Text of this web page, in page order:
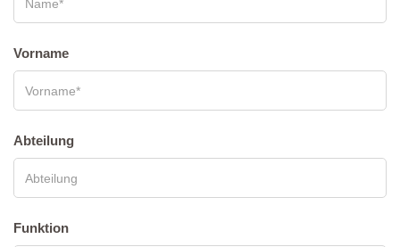
Vor­na­me
Abtei­lung
Funk­ti­on